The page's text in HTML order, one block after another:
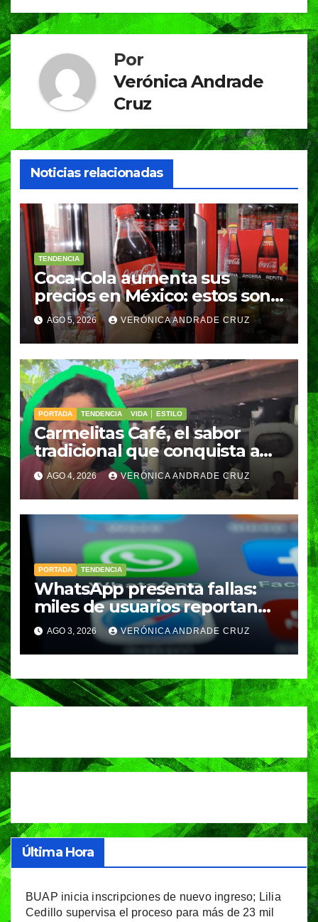
k
Por
Verónica Andrade
Cruz
Noticias relacionadas
TENDENCIA
Coca-Cola aumenta sus
precios en México: estos son
los nuevos costos de
refrescos y bebidas desde
agosto de 2026
AGO 5, 2026 VERÓNICA ANDRADE CRUZ
PORTADA TENDENCIA VIDA │ ESTILO
Carmelitas Café, el sabor
tradicional que conquista a
los visitantes de Ixtapa-
Zihuatanejo
AGO 4, 2026 VERÓNICA ANDRADE CRUZ
PORTADA TENDENCIA
WhatsApp presenta fallas:
miles de usuarios reportan
cuentas en “revisión”
AGO 3, 2026 VERÓNICA ANDRADE CRUZ
Última Hora
BUAP inicia inscripciones de nuevo ingreso; Lilia
Cedillo supervisa el proceso para más de 23 mil